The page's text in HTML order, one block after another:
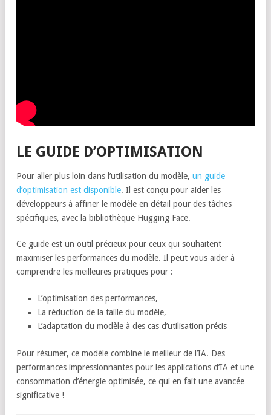
LE GUIDE D’OPTIMISATION
Pour aller plus loin dans l’utilisation du modèle, un guide
d’optimisation est disponible. Il est conçu pour aider les
développeurs à affiner le modèle en détail pour des tâches
spécifiques, avec la bibliothèque Hugging Face.
Ce guide est un outil précieux pour ceux qui souhaitent
maximiser les performances du modèle. Il peut vous aider à
comprendre les meilleures pratiques pour :
L’optimisation des performances,
La réduction de la taille du modèle,
L’adaptation du modèle à des cas d’utilisation précis
Pour résumer, ce modèle combine le meilleur de l’IA. Des
performances impressionnantes pour les applications d’IA et une
consommation d’énergie optimisée, ce qui en fait une avancée
significative !